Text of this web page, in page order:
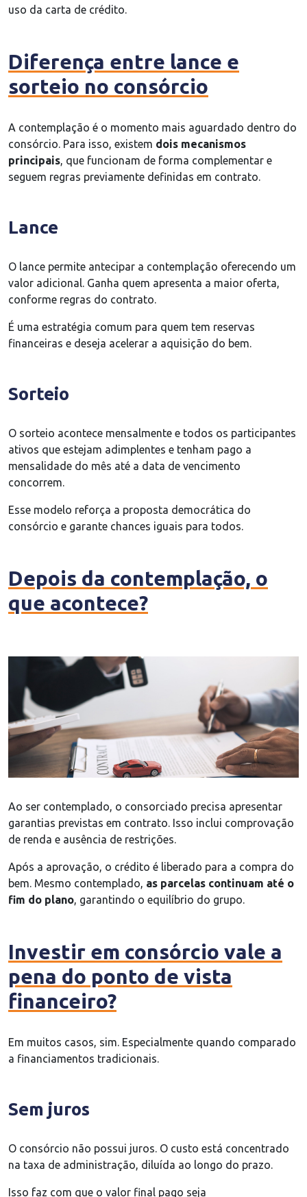
uso da carta de crédito.
Diferença entre lance e
sorteio no consórcio
A contemplação é o momento mais aguardado dentro do
consórcio. Para isso, existem dois mecanismos
principais , que funcionam de forma complementar e
seguem regras previamente definidas em contrato.
Lance
O lance permite antecipar a contemplação oferecendo um
valor adicional. Ganha quem apresenta a maior oferta,
conforme regras do contrato.
É uma estratégia comum para quem tem reservas
financeiras e deseja acelerar a aquisição do bem.
Sorteio
O sorteio acontece mensalmente e todos os participantes
ativos que estejam adimplentes e tenham pago a
mensalidade do mês até a data de vencimento
concorrem.
Esse modelo reforça a proposta democrática do
consórcio e garante chances iguais para todos.
Depois da contemplação, o
que acontece?
Ao ser contemplado, o consorciado precisa apresentar
garantias previstas em contrato. Isso inclui comprovação
de renda e ausência de restrições.
Após a aprovação, o crédito é liberado para a compra do
bem. Mesmo contemplado, as parcelas continuam até o
fim do plano, garantindo o equilíbrio do grupo.
Investir em consórcio vale a
pena do ponto de vista
financeiro?
Em muitos casos, sim. Especialmente quando comparado
a financiamentos tradicionais.
Sem juros
O consórcio não possui juros. O custo está concentrado
na taxa de administração, diluída ao longo do prazo.
Isso faz com que o valor final pago seja